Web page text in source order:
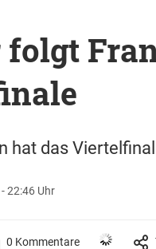
folgt
hat das
22:46 Uhr
0 Kommentare